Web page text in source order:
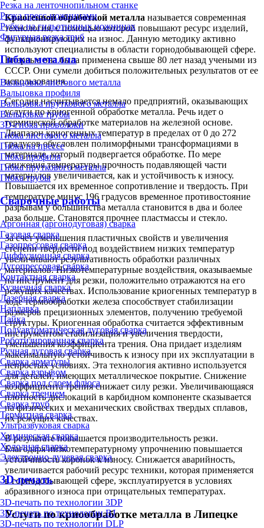
Резка на ленточнопильном станке
Резка пресс-ножницами
Рубка на гильотинных ножницах
Фигурная резка труб
Гибка металла
Вальцовка листового металла
Вальцовка профиля
Вальцовка пруткового металла
Вальцовка трубы
3D-гибка проволоки
Гибка листового металла
Гибка на прессе
Гибка профиля
Гибка пруткового металла
Гибка трубы
Сварочные работы
Аргонная (аргонодуговая) сварка
Газовая сварка
Газопрессовая сварка
Диффузионная сварка
Дугопрессовая сварка
Контактная сварка
Кузнечная сварка
Лазерная сварка
Наплавка
Пайка
Полуавтоматическая дуговая сварка
Роботизированная сварка
Ручная дуговая сварка
Сварка арматуры
Сварка взрывом
Сварка под слоем флюса
Сварка трением
Сварка труб
Термитная сварка
Ультразвуковая сварка
Химическая сварка
Холодная сварка
Электронно-лучевая сварка
3D-печать
3D-печать по технологии 3DP
3D-печать по технологии BJ
3D-печать по технологии DLP
Криогенной обработкой металла называется современная
технология, с помощью которой повышают ресурс изделий,
функционирующих на износ. Данную методику активно
используют специалисты в области горнодобывающей сфере.
Впервые она была применена свыше 80 лет назад учеными из
СССР. Они сумели добиться положительных результатов от ее
использования.
Сегодня насчитывается немало предприятий, оказывающих
услуги по криогенной обработке металла. Речь идет о
термической обработке материалов на железной основе.
Диапазон криогенных температур в пределах от 0 до 272
градусов обусловлен полиморфными трансформациями в
материале, который подвергается обработке. По мере
снижения температуры прочность подавляющей части
материалов увеличивается, как и устойчивость к износу.
Повышается их временное сопротивление и твердость. При
температуре минус 196 градусов временное противостояние
разрывам у большинства металла становится в два и более
раза больше. Становятся прочнее пластмассы и стекло.
За счет уменьшения пластичных свойств и увеличения
степени твердости под воздействием низких температур
увеличивают результативность обработки различных
материалов. Низкотемпературные воздействия, оказываемые
на инструмент для резки, положительно отражаются на его
режущих качествах. Использование криогенных температур в
ходе термообработки железа способствует стабилизации
размеров прецизионных элементов, получению требуемой
структуры. Криогенная обработка считается эффективным
инструментом стабилизация и увеличения твердости,
уменьшения коэффициента трения. Она придает изделиям
максимальную устойчивость к износу при их эксплуатации в
непростых условиях. Эта технология активно используется
для деталей, имеющих металлическое покрытие. Снижение
коэффициента трения снижает силу резки. Увеличивающаяся
плотность дислокаций в карбидном компоненте сказывается
на физических и механических свойствах твердых сплавов,
их режущих качествах.
В результате повышается производительность резки.
Благодаря низкотемпературному упрочнению повышается
устойчивость коронок к износу. Снижается аварийность,
увеличивается рабочий ресурс техники, которая применяется
в горнодобывающей сфере, эксплуатируется в условиях
абразивного износа при отрицательных температурах.
Услуги по криообработке металла в Липецке